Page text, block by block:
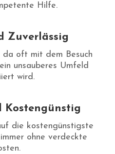
Hilfe.
Zuverlässig
oft mit dem Besuch
unsauberes Umfeld
wird.
Kostengünstig
die kostengünstigste
ohne verdeckte